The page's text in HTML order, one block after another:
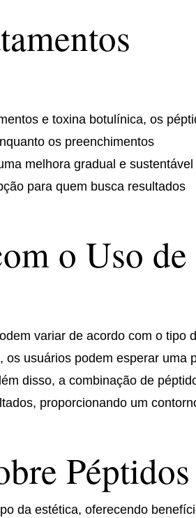
e toxina botulínica, os
os preenchimentos
melhora gradual e
para quem busca resultados
o Uso de
variar de acordo com o tipo
os usuários podem esperar uma
disso, a combinação de
proporcionando um
Péptidos
da estética, oferecendo